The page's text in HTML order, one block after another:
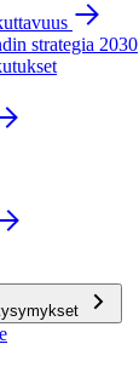
strategia 2030